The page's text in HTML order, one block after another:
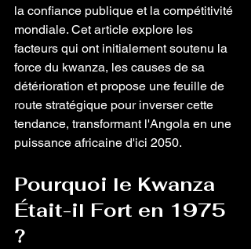
la confiance publique et la compétitivité
mondiale. Cet article explore les
facteurs qui ont initialement soutenu la
force du kwanza, les causes de sa
détérioration et propose une feuille de
route stratégique pour inverser cette
tendance, transformant l'Angola en une
puissance africaine d'ici 2050.
Pourquoi le Kwanza
Était-il Fort en 1975
?